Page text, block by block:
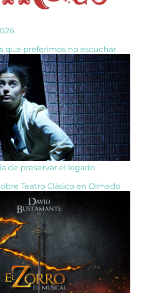
que preferimos no escuchar
de preservar el legado
Teatro Clásico en Olmedo